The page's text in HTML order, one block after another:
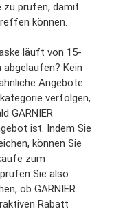
zu prüfen, damit
können.
läuft von 15-
Kein
Angebote
verfolgen,
GARNIER
ist. Indem Sie
können Sie
zum
Sie also
ob GARNIER
Rabatt